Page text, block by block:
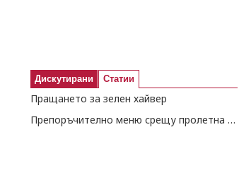
Дискутирани Статии
Пращането за зелен хайвер
Препоръчително меню срещу пролетна умора